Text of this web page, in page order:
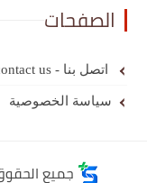
الصفحات
اتصل بنا - contact us : نموذج الاتصال المخصص لمدونة عرباوي
سياسة الخصوصية
جميع